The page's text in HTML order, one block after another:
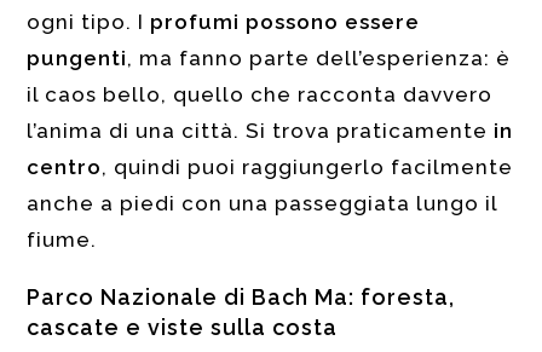
ogni tipo. I profumi possono essere
pungenti, ma fanno parte dell’esperienza: è
il caos bello, quello che racconta davvero
l’anima di una città. Si trova praticamente in
centro, quindi puoi raggiungerlo facilmente
anche a piedi con una passeggiata lungo il
fiume.
Parco Nazionale di Bach Ma: foresta,
cascate e viste sulla costa